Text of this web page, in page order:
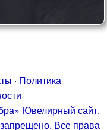
· Политика
Ювелирный сайт.
Все права